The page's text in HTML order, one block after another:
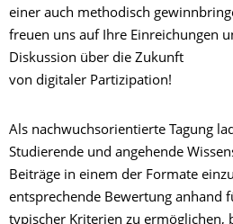
einer auch methodisch
freuen uns auf Ihre Einreichungen
Diskussion über die Zukunft
von digitaler Partizipation!
Als nachwuchsorientierte Tagung
Studierende und angehende
Beiträge in einem der Formate
entsprechende Bewertung anhand
typischer Kriterien zu ermöglichen,